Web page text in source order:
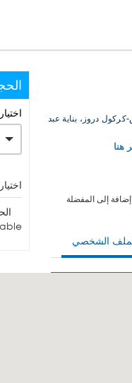
دروز، بناية عبد
هنا
إضافة إلى المفضلة
الشخصي